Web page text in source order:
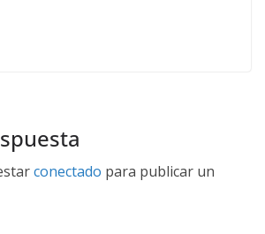
conectado para publicar un